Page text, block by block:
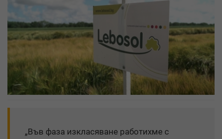
„Във фаза изкласяване работихме с